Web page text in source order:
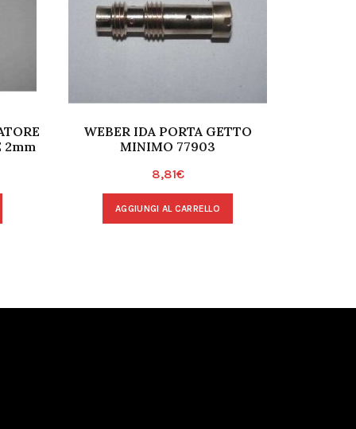
2mm
WEBER IDA PORTA GETTO
MINIMO 77903
8,81€
AGGIUNGI AL CARRELLO